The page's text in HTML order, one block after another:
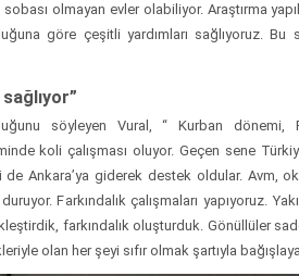
olmayan evler olabiliyor. Araştırma
göre çeşitli yardımları sağlıyoruz. Bu
söyleyen Vural, “ Kurban dönemi,
koli çalışması oluyor. Geçen sene
de Ankara’ya giderek destek oldular. Avm,
Farkındalık çalışmaları yapıyoruz.
farkındalık oluşturduk. Gönüllüler
olan her şeyi sıfır olmak şartıyla